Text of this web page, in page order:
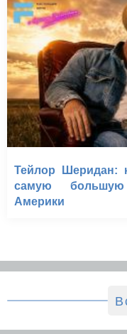
Тейлор Шеридан:
самую большую
Америки